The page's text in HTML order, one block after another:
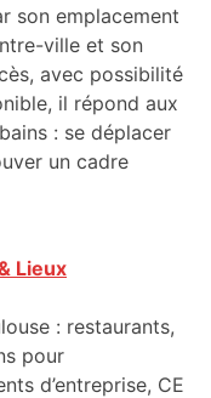
son emplacement
ville et son
avec possibilité
il répond aux
: se déplacer
un cadre
Lieux
: restaurants,
pour
d’entreprise, CE